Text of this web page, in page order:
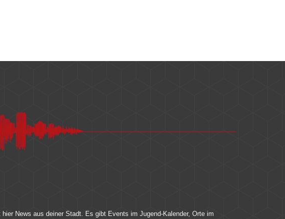
News aus deiner Stadt. Es gibt Events im Jugend-Kalender, Orte im